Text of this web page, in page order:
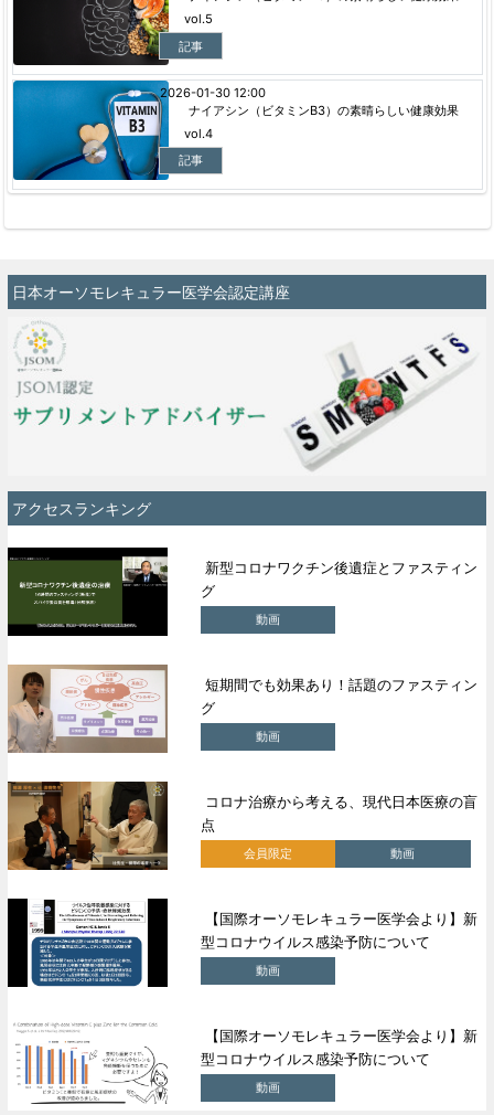
vol.5
記事
ナイアシン（ビタミンB3）の素晴らしい健康効果
vol.4
記事
2026-01-30 12:00
日本オーソモレキュラー医学会認定講座
アクセスランキング
新型コロナワクチン後遺症とファスティン
グ
動画
短期間でも効果あり！話題のファスティン
グ
動画
コロナ治療から考える、現代日本医療の盲
点
会員限定 動画
【国際オーソモレキュラー医学会より】新
型コロナウイルス感染予防について
動画
【国際オーソモレキュラー医学会より】新
型コロナウイルス感染予防について
動画